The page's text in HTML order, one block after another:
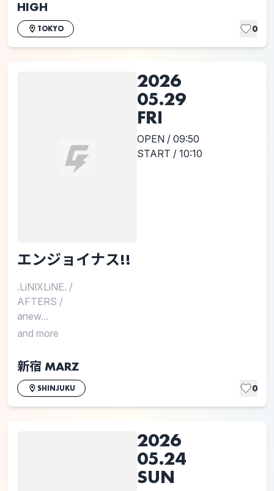
HIGH
TOKYO 0
2026
05.29
FRI
OPEN / 09:50
START / 10:10
エンジョイナス!!
.LiNⅨLiNE. /
AFTERS /
anew...
and more
新宿 MARZ
SHINJUKU 0
2026
05.24
SUN